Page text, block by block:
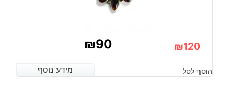
₪120
המקורי
₪90
הנוכחי
מידע נוסף הוסף לסל מידע נוסף